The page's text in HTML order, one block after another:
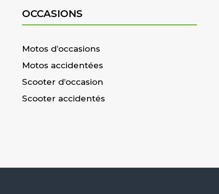
OCCASIONS
Motos d’occasions
Motos accidentées
Scooter d’occasion
Scooter accidentés